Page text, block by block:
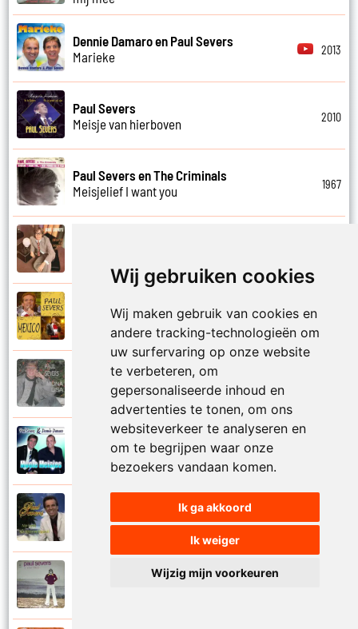
Wij gebruiken cookies
Wij maken gebruik van cookies en
andere tracking-technologieën om
uw surfervaring op onze website
te verbeteren, om
gepersonaliseerde inhoud en
advertenties te tonen, om ons
websiteverkeer te analyseren en
om te begrijpen waar onze
bezoekers vandaan komen.
Ik ga akkoord
Ik weiger
Wijzig mijn voorkeuren
Dennie Damaro en Paul Severs
Marieke
2013
Paul Severs
Meisje van hierboven
2010
Paul Severs en The Criminals
Meisjelief I want you
1967
Paul Severs
Paul Severs
Mona Lisa
Dennie Damaro en Paul Severs
Mooie meisjes
My love
2007